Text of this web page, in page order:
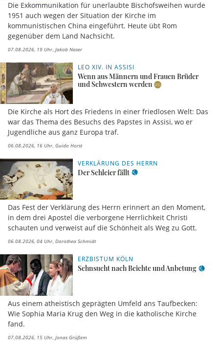
Die Exkommunikation für unerlaubte Bischofsweihen wurde
1951 auch wegen der Situation der Kirche im
kommunistischen China eingeführt. Heute übt Rom
gegenüber dem Land Nachsicht.
07.08.2026, 19 Uhr Jakob Naser
LEO XIV. IN ASSISI
Wenn aus Männern und Frauen Brüder
und Schwestern werden
Die Kirche als Hort des Friedens in einer friedlosen Welt: Das
war das Thema des Besuchs des Papstes in Assisi, wo er
Jugendliche aus ganz Europa traf.
06.08.2026, 16 Uhr Guido Horst
VERKLÄRUNG DES HERRN
Der Schleier fällt
Das Fest der Verklärung des Herrn erinnert an den Moment,
in dem drei Apostel die verborgene Herrlichkeit Christi
schauten und verweist auf die Schönheit als Weg zu Gott.
06.08.2026, 04 Uhr Dorothea Schmidt
ERZBISTUM KÖLN
Sehnsucht nach Beichte und Anbetung
Aus einem atheistisch geprägten Umfeld ans Taufbecken:
Wie Sophia Maria Krug den Weg in die katholische Kirche
fand.
07.08.2026, 15 Uhr Jonas Grüßem